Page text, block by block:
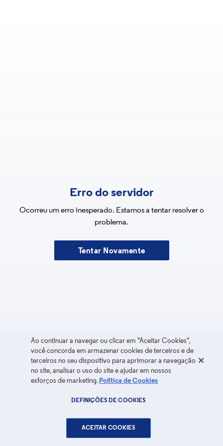
Erro do servidor
Ocorreu um erro inesperado. Estamos a tentar resolver o
problema.
Tentar Novamente
Ao continuar a navegar ou clicar em "Aceitar Cookies",
você concorda em armazenar cookies de terceiros e de
terceiros no seu dispositivo para aprimorar a navegação
no site, analisar o uso do site e ajudar em nossos
esforços de marketing. Política de Cookies
DEFINIÇÕES DE COOKIES
ACEITAR COOKIES